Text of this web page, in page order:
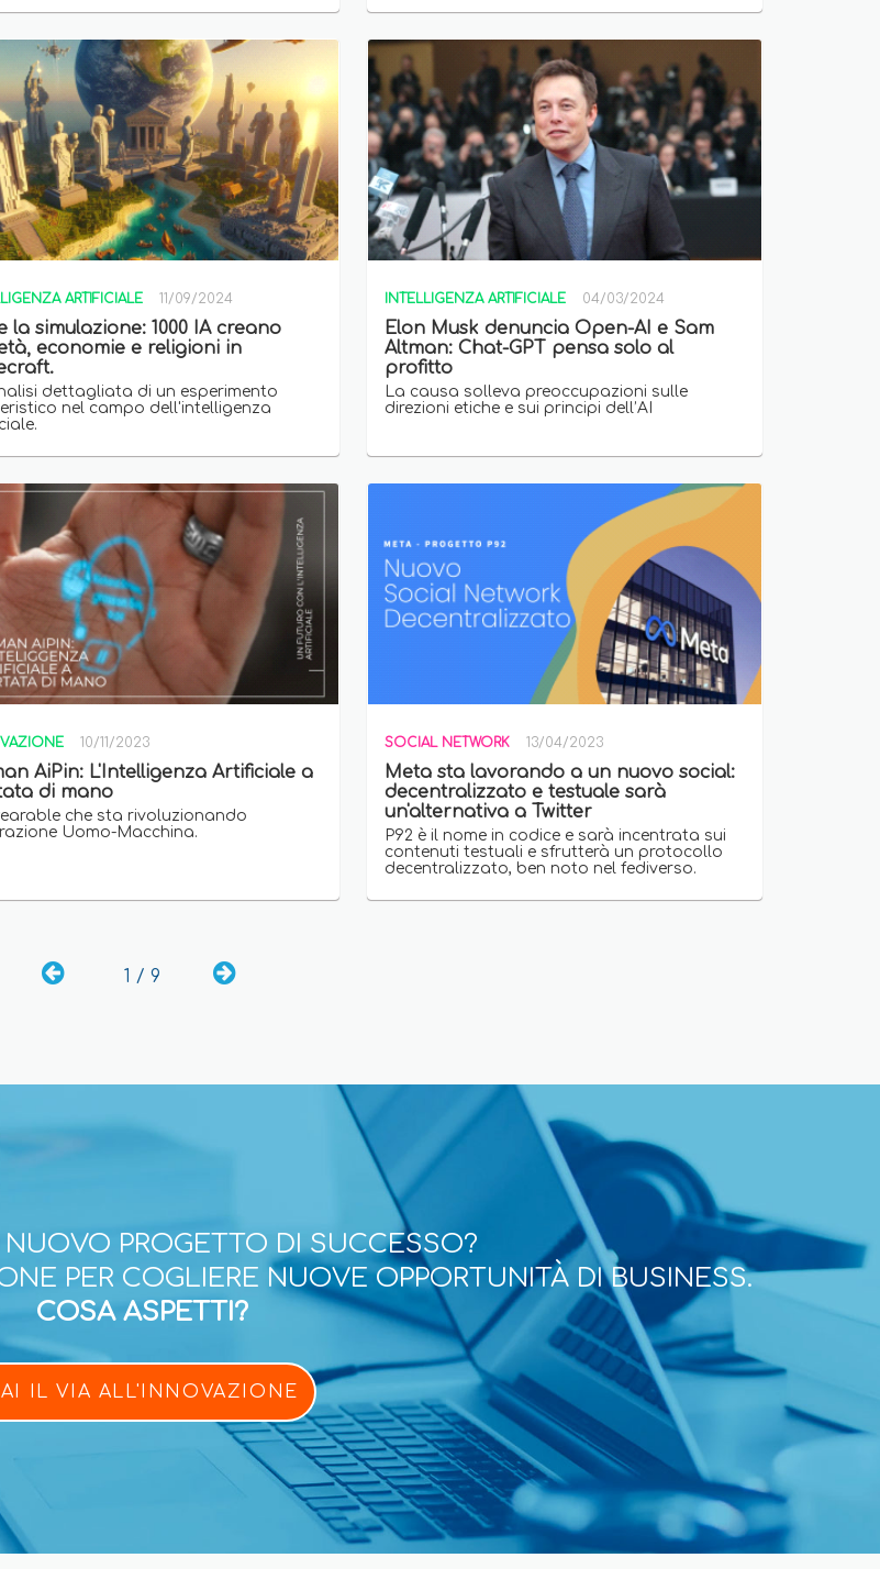
ARTIFICIALE 11/09/2024
la simulazione: 1000 IA creano
economie e religioni in
dettagliata di un esperimento
nel campo dell'intelligenza
INTELLIGENZA ARTIFICIALE 04/03/2024
Elon Musk denuncia Open-AI e Sam
Altman: Chat-GPT pensa solo al
profitto
La causa solleva preoccupazioni sulle
direzioni etiche e sui principi dell’AI
10/11/2023
AiPin: L'Intelligenza Artificiale a
di mano
che sta rivoluzionando
Uomo-Macchina.
SOCIAL NETWORK 13/04/2023
Meta sta lavorando a un nuovo social:
decentralizzato e testuale sarà
un'alternativa a Twitter
P92 è il nome in codice e sarà incentrata sui
contenuti testuali e sfrutterà un protocollo
decentralizzato, ben noto nel fediverso.
1 / 9
PROGETTO DI SUCCESSO?
PER COGLIERE NUOVE OPPORTUNITÀ DI BUSINESS.
COSA ASPETTI?
IL VIA ALL'INNOVAZIONE